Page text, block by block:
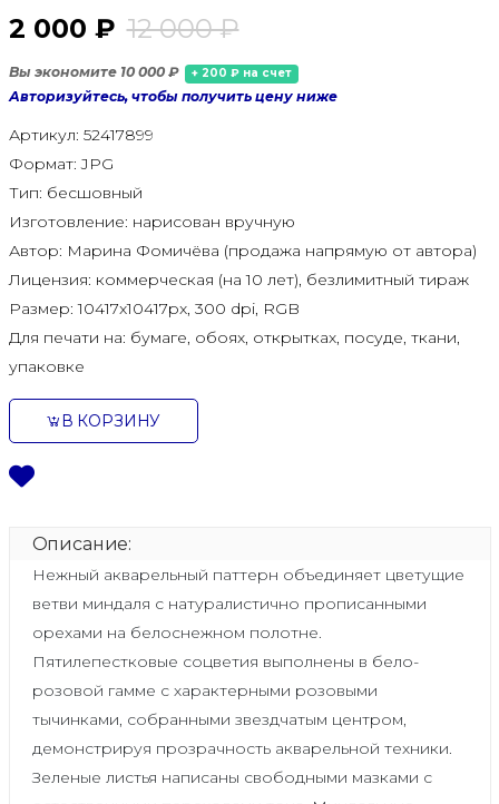
2 000 ₽ 12 000 ₽
Вы экономите 10 000 ₽ + 200 ₽ на счет
Авторизуйтесь, чтобы получить цену ниже
Артикул: 52417899
Формат:JPG
Тип: бесшовный
Изготовление: нарисован вручную
Автор: Марина Фомичёва (продажа напрямую от автора)
Лицензия: коммерческая (на 10 лет), безлимитный тираж
Размер:10417x10417px, 300 dpi, RGB
Для печати на: бумаге, обоях, открытках, посуде, ткани,
упаковке
В КОРЗИНУ
Описание:
Нежный акварельный паттерн объединяет цветущие
ветви миндаля с натуралистично прописанными
орехами на белоснежном полотне.
Пятилепестковые соцветия выполнены в бело-
розовой гамме с характерными розовыми
тычинками, собранными звездчатым центром,
демонстрируя прозрачность акварельной техники.
Зеленые листья написаны свободными мазками с